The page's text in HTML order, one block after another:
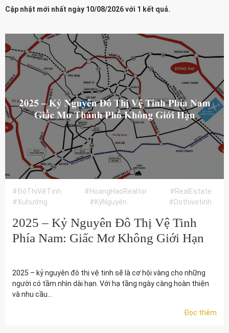
Cập nhật mới nhất ngày 10/08/2026 với 1 kết quả.
#ĐôThịVệTinh #HoangHaoRealtor
#RealEstate
#Xuhướng
#KỷNguyên #Dothivetinh
2025 – Kỷ Nguyên Đô Thị Vệ Tinh
Phía Nam: Giấc Mơ Không Giới Hạn
2025 – kỷ nguyên đô thị vệ tinh sẽ là cơ hội vàng cho những
người có tầm nhìn dài hạn. Với hạ tầng ngày càng hoàn thiện
và nhu cầu...
Đọc thêm